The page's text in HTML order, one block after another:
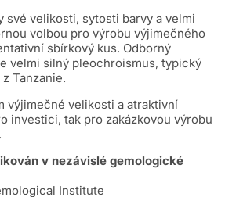
své velikosti, sytosti barvy a velmi
volbou pro výrobu výjimečného
sbírkový kus. Odborný
velmi silný pleochroismus, typický
Tanzanie.
výjimečné velikosti a atraktivní
investici, tak pro zakázkovou výrobu
v nezávislé gemologické
Institute